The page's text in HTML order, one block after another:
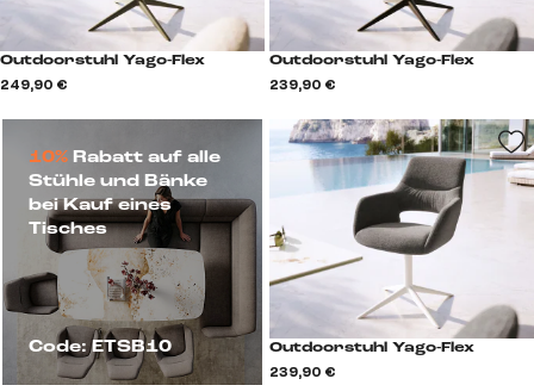
10%Rabatt auf alle
Stühle und Bänke
bei Kauf eines
Tisches
Code: ETSB10
Outdoorstuhl Yago-Flex
249,90 €
Outdoorstuhl Yago-Flex
239,90 €
Outdoorstuhl Yago-Flex
239,90 €